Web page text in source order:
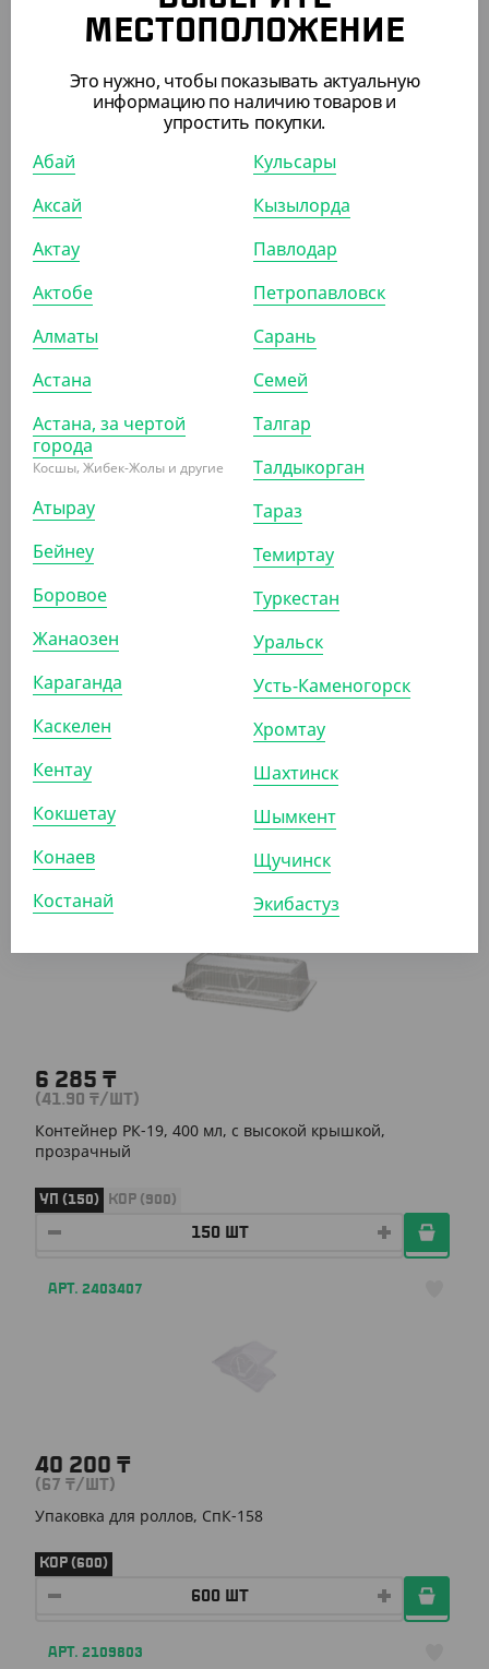
АРТ. 21082061
6 285
(41.90
прозрачный
УП (150)
ПОХОЖИЕ ТОВАРЫ
АРТ. 2108713
-9%
1 915.20
Контейнер овальный для салатов РКС-250,
прозрачный
УП (84) КОР (588)
АРТ. 21082061
6 285 ₸
(41.90 ₸/ШТ)
Контейнер РК-19, 400 мл, с высокой крышкой,
прозрачный
УП (150) КОР (900)
АРТ. 2403407
40 200 ₸
(67 ₸/ШТ)
Упаковка для роллов, СпК-158
КОР (600)
АРТ. 2109803
МЕСТОПОЛОЖЕНИЕ
Это нужно, чтобы показывать актуальную
информацию по наличию товаров и
упростить покупки.
Абай
Аксай
Актау
Актобе
Алматы
Астана
Астана, за чертой
города
Косшы, Жибек-Жолы и другие
Атырау
Бейнеу
Боровое
Жанаозен
Караганда
Каскелен
Кентау
Кокшетау
Конаев
Костанай
Кульсары
Кызылорда
Павлодар
Петропавловск
Сарань
Семей
Талгар
Талдыкорган
Тараз
Темиртау
Туркестан
Уральск
Усть-Каменогорск
Хромтау
Шахтинск
Шымкент
Щучинск
Экибастуз